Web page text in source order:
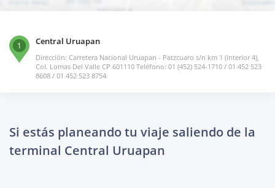
1 Central Uruapan
Dirección: Carretera Nacional Uruapan - Patzcuaro s/n km 1 (interior 4),
Col. Lomas Del Valle CP 601110 Teléfono: 01 (452) 524-1710 / 01 452 523
8608 / 01 452 523 8754
Si estás planeando tu viaje saliendo de la
terminal Central Uruapan